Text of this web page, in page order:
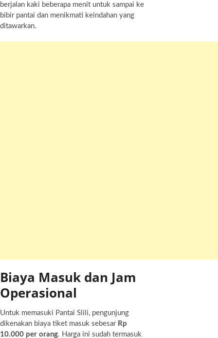
berjalan kaki beberapa menit untuk sampai ke
bibir pantai dan menikmati keindahan yang
ditawarkan.
Biaya Masuk dan Jam
Operasional
Untuk memasuki Pantai Slili, pengunjung
dikenakan biaya tiket masuk sebesar Rp
10.000 per orang. Harga ini sudah termasuk